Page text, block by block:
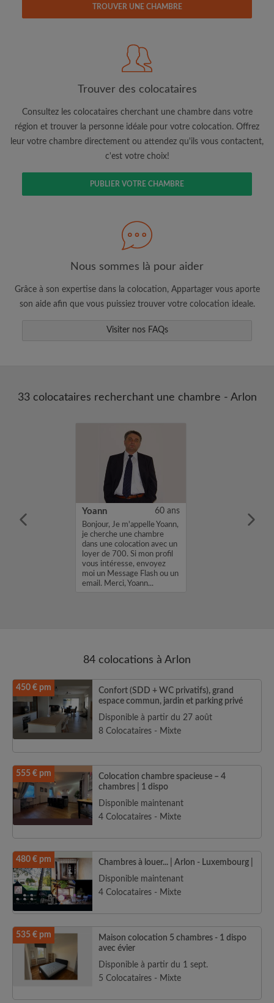
J'ai lu, compris et accepte les Conditions d'utilisation
CRÉER PROFIL
jour du compte par e-mail
Consultez les chambres et les profils des
Sauvegardez vos recherches
annonce correspondant à vos critères
Faites vos demandes de visites
Faites part aux propriétaires et aux
TROUVER UNE CHAMBRE
Trouver des colocataires
Consultez les colocataires cherchant une chambre dans votre
région et trouver la personne idéale pour votre colocation. Offrez
leur votre chambre directement ou attendez qu'ils vous contactent,
c'est votre choix!
PUBLIER VOTRE CHAMBRE
Nous sommes là pour aider
Grâce à son expertise dans la colocation, Appartager vous aporte
son aide afin que vous puissiez trouver votre colocation ideale.
Visiter nos FAQs
33 colocataires recherchant une chambre - Arlon
agé de
Yoann 60 ans
Bonjour, Je m'appelle Yoann,
je cherche une chambre
dans une colocation avec un
loyer de 700. Si mon profil
vous intéresse, envoyez
moi un Message Flash ou un
email. Merci, Yoann...
84 colocations à Arlon
450 € pm
Confort (SDD + WC privatifs), grand
espace commun, jardin et parking privé
Disponible à partir du 27 août
8 Colocataires - Mixte
555 € pm
Colocation chambre spacieuse – 4
chambres | 1 dispo
Disponible maintenant
4 Colocataires - Mixte
480 € pm
Chambres à louer... | Arlon - Luxembourg |
Disponible maintenant
4 Colocataires - Mixte
535 € pm
Maison colocation 5 chambres - 1 dispo
avec évier
Disponible à partir du 1 sept.
5 Colocataires - Mixte